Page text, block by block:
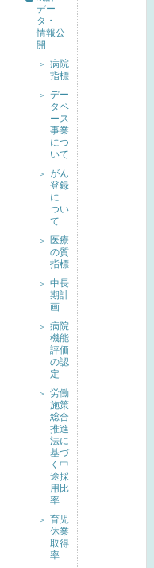
デー
タ・
情報公
開
病院
指標
デー
タベ
ース
事業
につ
いて
がん
登録
に
つい
て
医療
の質
指標
中長
期計
画
病院
機能
評価
の認
定
労働
施策
総合
推進
法に
基づ
く中
途採
用比
率
育児
休業
取得
率